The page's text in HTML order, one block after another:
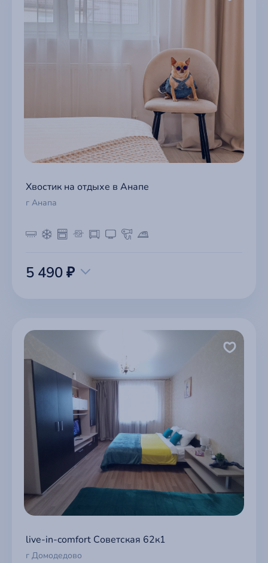
Хвостик на отдыхе в Анапе
г Анапа
5 490 ₽
live-in-comfort Советская 62к1
г Домодедово